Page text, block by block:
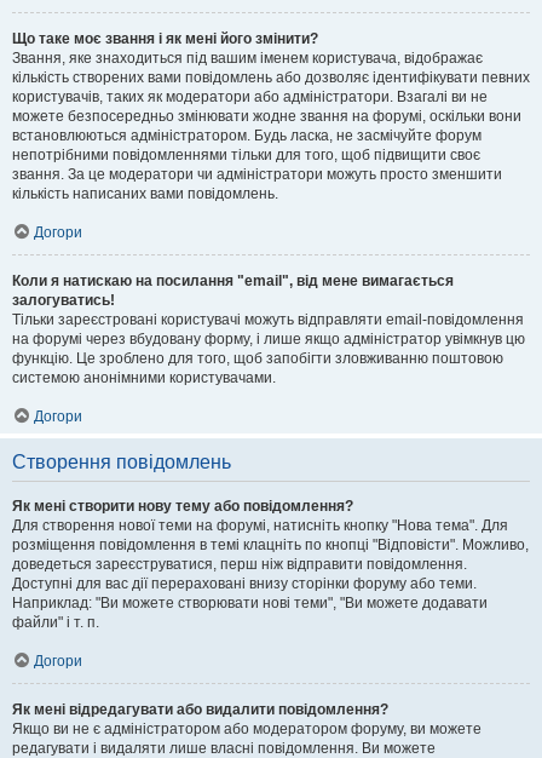
Що таке моє звання і як мені його змінити?
Звання, яке знаходиться під вашим іменем користувача, відображає
кількість створених вами повідомлень або дозволяє ідентифікувати певних
користувачів, таких як модератори або адміністратори. Взагалі ви не
можете безпосередньо змінювати жодне звання на форумі, оскільки вони
встановлюються адміністратором. Будь ласка, не засмічуйте форум
непотрібними повідомленнями тільки для того, щоб підвищити своє
звання. За це модератори чи адміністратори можуть просто зменшити
кількість написаних вами повідомлень.
Догори
Коли я натискаю на посилання "email", від мене вимагається
залогуватись!
Тільки зареєстровані користувачі можуть відправляти email-повідомлення
на форумі через вбудовану форму, і лише якщо адміністратор увімкнув цю
функцію. Це зроблено для того, щоб запобігти зловживанню поштовою
системою анонімними користувачами.
Догори
Створення повідомлень
Як мені створити нову тему або повідомлення?
Для створення нової теми на форумі, натисніть кнопку "Нова тема". Для
розміщення повідомлення в темі клацніть по кнопці "Відповісти". Можливо,
доведеться зареєструватися, перш ніж відправити повідомлення.
Доступні для вас дії перераховані внизу сторінки форуму або теми.
Наприклад: "Ви можете створювати нові теми", "Ви можете додавати
файли" і т. п.
Догори
Як мені відредагувати або видалити повідомлення?
Якщо ви не є адміністратором або модератором форуму, ви можете
редагувати і видаляти лише власні повідомлення. Ви можете